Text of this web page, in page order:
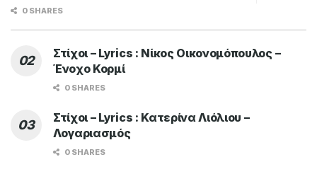
0 SHARES
Στίχοι – Lyrics : Νίκος Οικονομόπουλος –
Ένοχο Κορμί
0 SHARES
Στίχοι – Lyrics : Κατερίνα Λιόλιου –
Λογαριασμός
0 SHARES